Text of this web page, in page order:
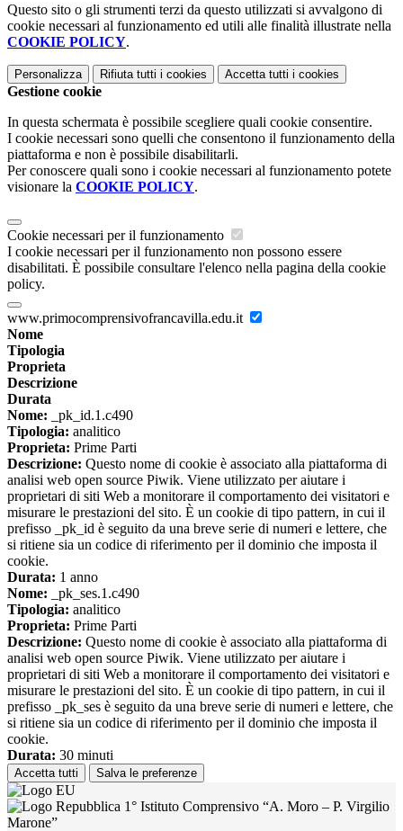
Questo sito o gli strumenti terzi da questo utilizzati si avvalgono di
cookie necessari al funzionamento ed utili alle finalità illustrate nella
COOKIE POLICY.
Personalizza Rifiuta tutti i cookies Accetta tutti i cookies
Gestione cookie
In questa schermata è possibile scegliere quali cookie consentire.
I cookie necessari sono quelli che consentono il funzionamento della
piattaforma e non è possibile disabilitarli.
Per conoscere quali sono i cookie necessari al funzionamento potete
visionare la COOKIE POLICY.
Cookie necessari per il funzionamento
I cookie necessari per il funzionamento non possono essere
disabilitati. È possibile consultare l'elenco nella pagina della cookie
policy.
www.primocomprensivofrancavilla.edu.it
Nome
Tipologia
Proprieta
Descrizione
Durata
Nome: _pk_id.1.c490
Tipologia: analitico
Proprieta: Prime Parti
Descrizione: Questo nome di cookie è associato alla piattaforma di
analisi web open source Piwik. Viene utilizzato per aiutare i
proprietari di siti Web a monitorare il comportamento dei visitatori e
misurare le prestazioni del sito. È un cookie di tipo pattern, in cui il
prefisso _pk_id è seguito da una breve serie di numeri e lettere, che
si ritiene sia un codice di riferimento per il dominio che imposta il
cookie.
Durata: 1 anno
Nome: _pk_ses.1.c490
Tipologia: analitico
Proprieta: Prime Parti
Descrizione: Questo nome di cookie è associato alla piattaforma di
analisi web open source Piwik. Viene utilizzato per aiutare i
proprietari di siti Web a monitorare il comportamento dei visitatori e
misurare le prestazioni del sito. È un cookie di tipo pattern, in cui il
prefisso _pk_ses è seguito da una breve serie di numeri e lettere, che
si ritiene sia un codice di riferimento per il dominio che imposta il
cookie.
Durata: 30 minuti
Accetta tutti Salva le preferenze
1° Istituto Comprensivo “A. Moro – P. Virgilio
Marone”